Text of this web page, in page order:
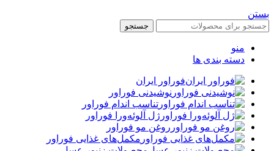
بستن
جستجو
منو
دسته بندی ها
فوراور ایران
نوشیدنی فوراور
تناسب اندام فوراور
ژل آلوئه‌ورا فوراور
روغن مو فوراور
مکمل‌های غذایی فوراور